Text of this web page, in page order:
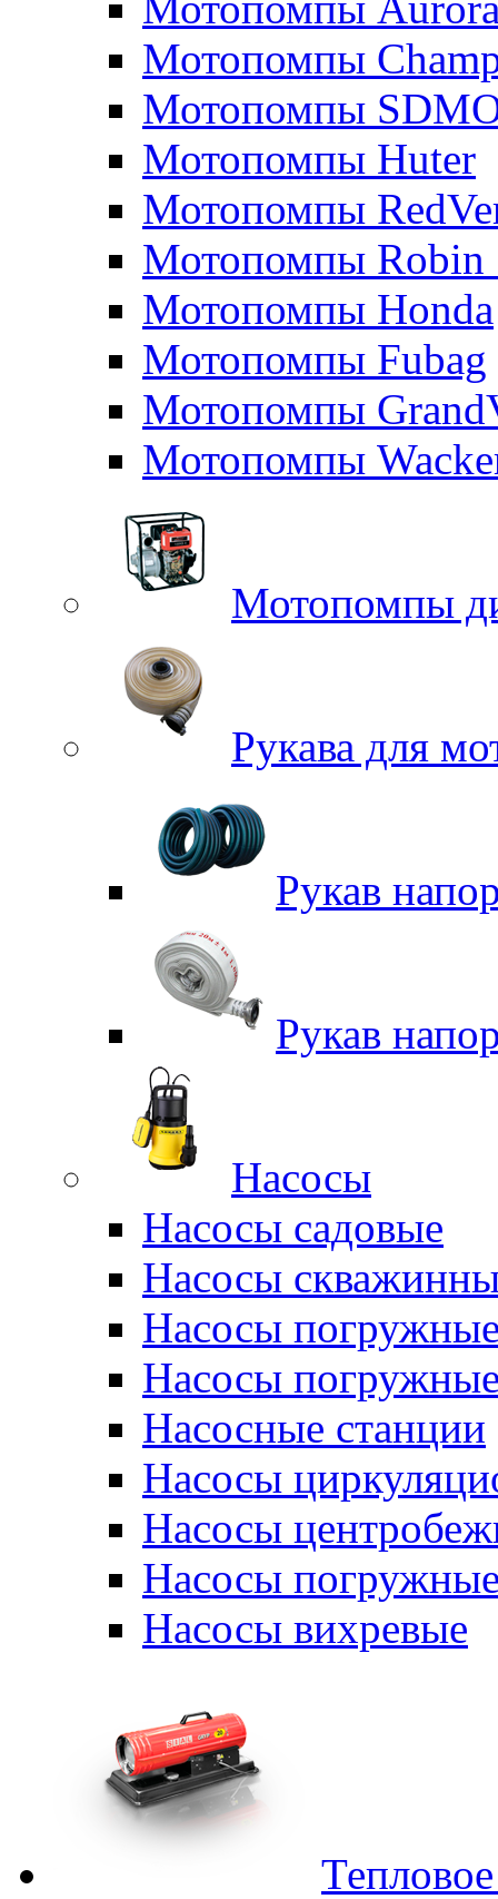
Мотопомпы
Мотопомпы
Мотопомпы Huter
Мотопомпы
Мотопомпы Robin
Мотопомпы Honda
Мотопомпы Fubag
Мотопомпы
Мотопомпы
Мотопомпы
Рукава для
Рукав
Рукав
Насосы
Насосы садовые
Насосы
Насосы
Насосы
Насосные станции
Насосы
Насосы
Насосы
Насосы вихревые